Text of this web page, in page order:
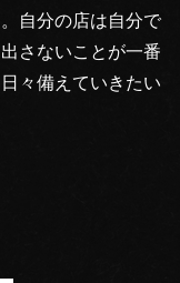
自分の店は自分で
さないことが一番
々備えていきたい